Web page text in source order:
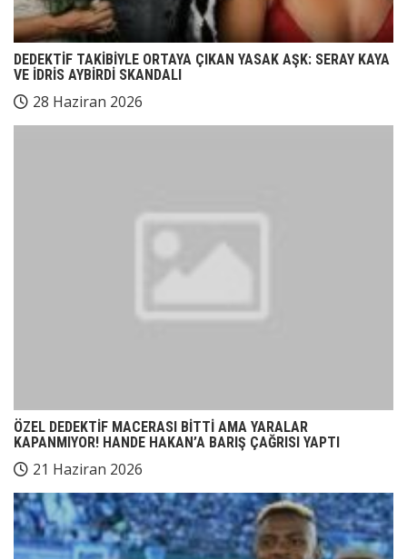
DEDEKTİF TAKİBİYLE ORTAYA ÇIKAN YASAK AŞK: SERAY KAYA
VE İDRİS AYBİRDİ SKANDALI
28 Haziran 2026
ÖZEL DEDEKTİF MACERASI BİTTİ AMA YARALAR
KAPANMIYOR! HANDE HAKAN’A BARIŞ ÇAĞRISI YAPTI
21 Haziran 2026